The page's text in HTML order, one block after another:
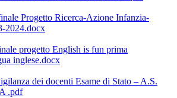
Progetto Ricerca-Azione Infanzia-
2024.docx
progetto English is fun prima
inglese.docx
dei docenti Esame di Stato – A.S.
.pdf